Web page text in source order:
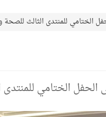
الختامي للمنتدى الثالث
الحفل الختامي